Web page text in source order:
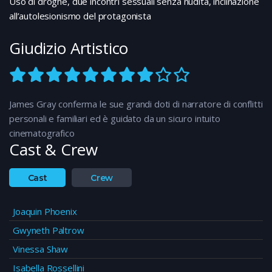
all’autolesionismo del protagonista
Giudizio Artistico
James Gray conferma le sue grandi doti di narratore di conflitti
personali e familiari ed è guidato da un sicuro intuito
cinematografico
Cast & Crew
Cast Crew
Joaquin Phoenix
Gwyneth Paltrow
Vinessa Shaw
Isabella Rossellini